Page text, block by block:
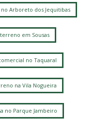
Arboreto dos Jequitibas
em Sousas
no Taquaral
na Vila Nogueira
no Parque Jambeiro